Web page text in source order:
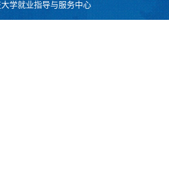
学就业指导与服务中心